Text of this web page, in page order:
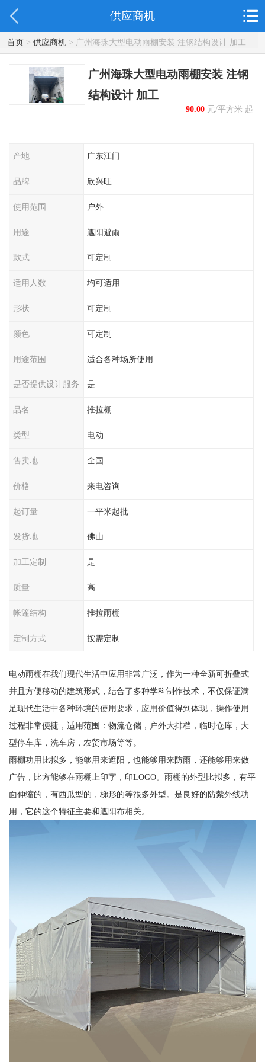
供应商机
首页> 供应商机> 广州海珠大型电动雨棚安装 注钢结构设计 加工
广州海珠大型电动雨棚安装 注钢
结构设计 加工
90.00元/平方米 起
产地 广东江门
品牌 欣兴旺
使用范围 户外
用途 遮阳避雨
款式 可定制
适用人数 均可适用
形状 可定制
颜色 可定制
用途范围 适合各种场所使用
是否提供设计服务 是
品名 推拉棚
类型 电动
售卖地 全国
价格 来电咨询
起订量 一平米起批
发货地 佛山
加工定制 是
质量 高
帐篷结构 推拉雨棚
定制方式 按需定制
电动雨棚在我们现代生活中应用非常广泛，作为一种全新可折叠式
并且方便移动的建筑形式，结合了多种学科制作技术，不仅保证满
足现代生活中各种环境的使用要求，应用价值得到体现，操作使用
过程非常便捷，适用范围：物流仓储，户外大排档，临时仓库，大
型停车库，洗车房，农贸市场等等。
雨棚功用比拟多，能够用来遮阳，也能够用来防雨，还能够用来做
广告，比方能够在雨棚上印字，印LOGO。雨棚的外型比拟多，有平
面伸缩的，有西瓜型的，梯形的等很多外型。是良好的防紫外线功
用，它的这个特征主要和遮阳布相关。